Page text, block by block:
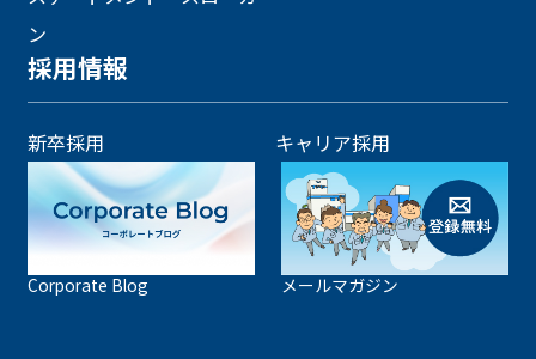
ン
採用情報
新卒採用 キャリア採用
Corporate Blog メールマガジン